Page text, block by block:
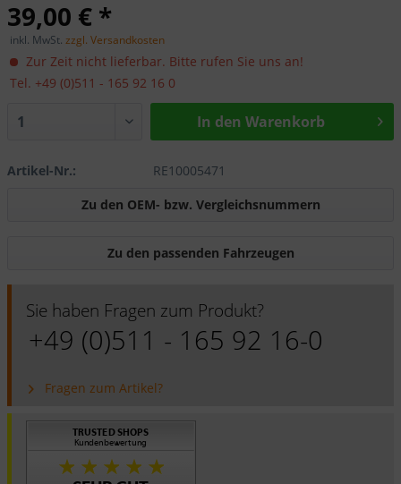
39,00 € *
inkl. MwSt.zzgl. Versandkosten
Zur Zeit nicht lieferbar. Bitte rufen Sie uns an!
Tel. +49 (0)511 - 165 92 16 0
In den Warenkorb
Artikel-Nr.:
RE10005471
Zu den OEM- bzw. Vergleichsnummern
Zu den passenden Fahrzeugen
Sie haben Fragen zum Produkt?
+49 (0)511 - 165 92 16-0
Fragen zum Artikel?